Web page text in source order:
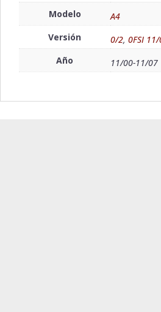
Modelo
A4
Versión
0/2, 0FSI
Año
11/00-11/07